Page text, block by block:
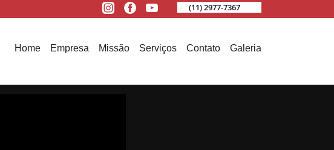
(11) 2977-7367
Home Empresa Missão Serviços Contato Galeria